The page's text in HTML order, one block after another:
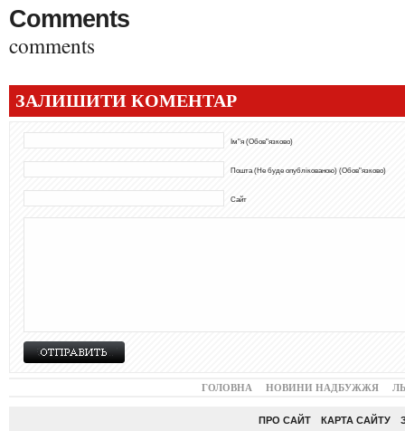
Comments
comments
ЗАЛИШИТИ КОМЕНТАР
Ім"я (Обов"язково)
Пошта (Не буде опублікованою) (Обов"язково)
Сайт
ГОЛОВНА НОВИНИ НАДБУЖЖЯ
ПРО САЙТ КАРТА САЙТУ